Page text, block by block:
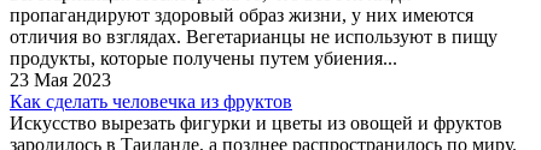
пропагандируют здоровый образ жизни, у них имеются
отличия во взглядах. Вегетарианцы не используют в пищу
продукты, которые получены путем убиения...
23 Мая 2023
Как сделать человечка из фруктов
Искусство вырезать фигурки и цветы из овощей и фруктов
зародилось в Таиланде, а позднее распространилось по миру.